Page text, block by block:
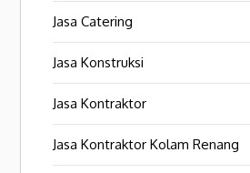
Jasa Catering
Jasa Konstruksi
Jasa Kontraktor
Jasa Kontraktor Kolam Renang